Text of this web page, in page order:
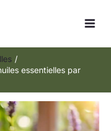
essentielles par